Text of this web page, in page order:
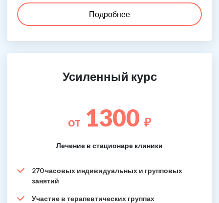
Подробнее
Усиленный курс
от 1300 ₽
Лечение в стационаре клиники
270 часовых индивидуальных и групповых
занятий
Участие в терапевтических группах